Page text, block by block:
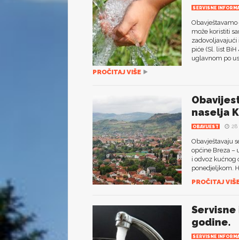
SERVISNE
Obavještavamo
može koristiti
zadovoljavajući
piće (Sl. list
uglavnom po
PROČITAJ VIŠE
naselja
OBAVIJEST 28
Obavještavaju
općine Breza –
i odvoz kućnog
ponedjeljkom.
PROČITAJ
Servisne
godine.
SERVISNE